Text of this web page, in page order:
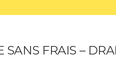
FRAIS –